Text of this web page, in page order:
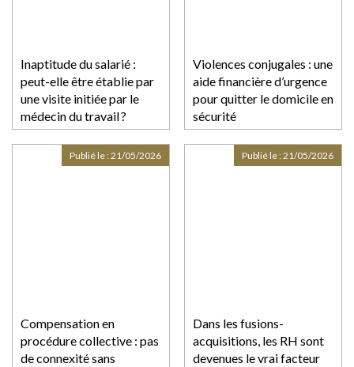
Inaptitude du salarié :
peut-elle être établie par
une visite initiée par le
médecin du travail ?
Violences conjugales : une
aide financière d’urgence
pour quitter le domicile en
sécurité
Compensation en
procédure collective : pas
de connexité sans
Publié le :21/05/2026
Dans les fusions-
acquisitions, les RH sont
devenues le vrai facteur
Publié le :21/05/2026